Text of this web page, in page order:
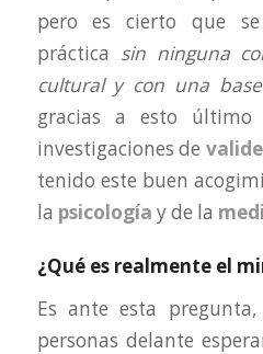
pero es cierto que
práctica sin ninguna
cultural y con una
gracias a esto
investigaciones de
tenido este buen
la psicología y de la
¿Qué es realmente el
Es ante esta
personas delante